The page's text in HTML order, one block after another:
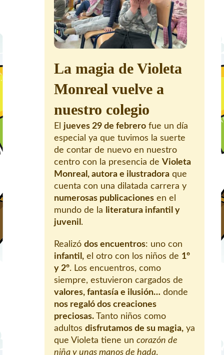
La magia de Violeta
Monreal vuelve a
nuestro colegio
El jueves 29 de febrero fue un día
especial ya que tuvimos la suerte
de contar de nuevo en nuestro
centro con la presencia de Violeta
Monreal, autora e ilustradora que
cuenta con una dilatada carrera y
numerosas publicaciones en el
mundo de la
literatura infantil y
juvenil .
Realizó dos encuentros: uno con
infantil, el otro con los niños de 1º
y 2º. Los encuentros, como
siempre, estuvieron cargados de
valores, fantasía e ilusión… donde
nos regaló dos creaciones
preciosas. Tanto niños como
adultos disfrutamos de su magia, ya
que Violeta tiene un corazón de
niña y unas manos de hada.